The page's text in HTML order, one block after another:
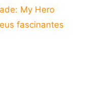
My Hero
fascinantes